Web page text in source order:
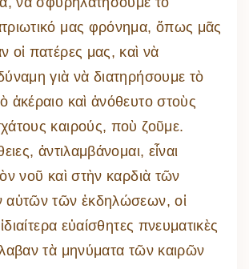
μας φρόνημα, ὅπως μᾶς
οἱ πατέρες μας, καὶ νὰ
γιὰ νὰ διατηρήσουμε τὸ
ἀκέραιο καὶ ἀνόθευτο στοὺς
καιρούς, ποὺ ζοῦμε.
ἀντιλαμβάνομαι, εἶναι
νοῦ καὶ στὴν καρδιὰ τῶν
αὐτῶν τῶν ἐκδηλώσεων, οἱ
εὐαίσθητες πνευματικὲς
τὰ μηνύματα τῶν καιρῶν